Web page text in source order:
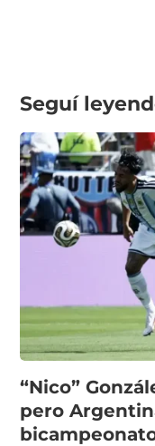
Seguí
“Nico”
pero